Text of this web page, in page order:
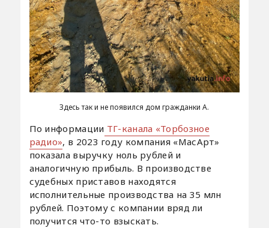
Здесь так и не появился дом гражданки А.
По информации ТГ-канала «Торбозное
радио», в 2023 году компания «МасАрт»
показала выручку ноль рублей и
аналогичную прибыль. В производстве
судебных приставов находятся
исполнительные производства на 35 млн
рублей. Поэтому с компании вряд ли
получится что-то взыскать.